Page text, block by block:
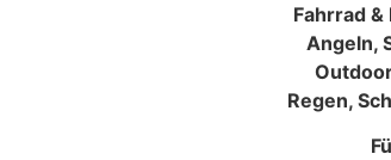
Fahrrad
Angeln,
Regen,